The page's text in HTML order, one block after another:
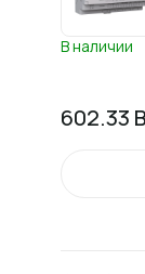
В наличии
602.33